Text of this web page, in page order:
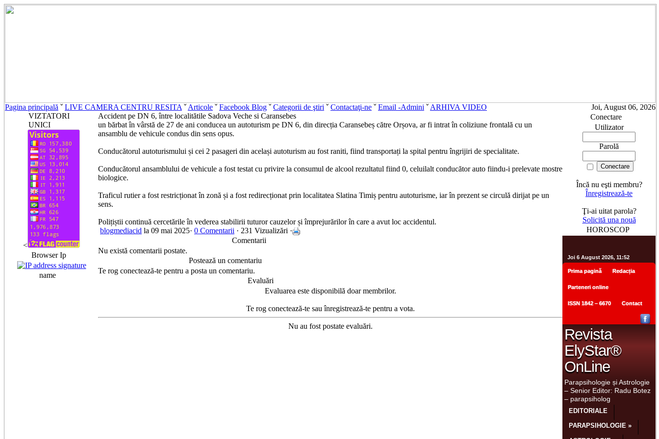
Pagina principală ˇLIVE CAMERA CENTRU RESITA ˇArticole ˇFacebook Blog ˇCategorii de ştiri ˇContactaţi-ne ˇEmail -Admini ˇARHIVA VIDEO
Joi, August 06, 2026
VIZTATORI
UNICI
<
Browser Ip
name
Accident pe DN 6, între localitătile Sadova Veche si Caransebes
un bărbat în vârstă de 27 de ani conducea un autoturism pe DN 6, din direcția Caransebeș către Orșova, ar fi intrat în coliziune frontală cu un
ansamblu de vehicule condus din sens opus.
Conducătorul autoturismului și cei 2 pasageri din același autoturism au fost raniti, fiind transportați la spital pentru îngrijiri de specialitate.
Conducătorul ansamblului de vehicule a fost testat cu privire la consumul de alcool rezultatul fiind 0, celuilalt conducător auto fiindu-i prelevate mostre
biologice.
Traficul rutier a fost restricționat în zonă și a fost redirecționat prin localitatea Slatina Timiș pentru autoturisme, iar în prezent se circulă dirijat pe un
sens.
Polițiștii continuă cercetările în vederea stabilirii tuturor cauzelor și împrejurărilor în care a avut loc accidentul.
blogmediacid la 09 mai 2025· 0 Comentarii · 231 Vizualizări ·
Comentarii
Nu există comentarii postate.
Postează un comentariu
Te rog conectează-te pentru a posta un comentariu.
Evaluări
Evaluarea este disponibilă doar membrilor.
Te rog conectează-te sau înregistrează-te pentru a vota.
Nu au fost postate evaluări.
Conectare
Utilizator
Parolă
Încă nu eşti membru?
Înregistrează-te
Ţi-ai uitat parola?
Solicită una nouă
HOROSCOP